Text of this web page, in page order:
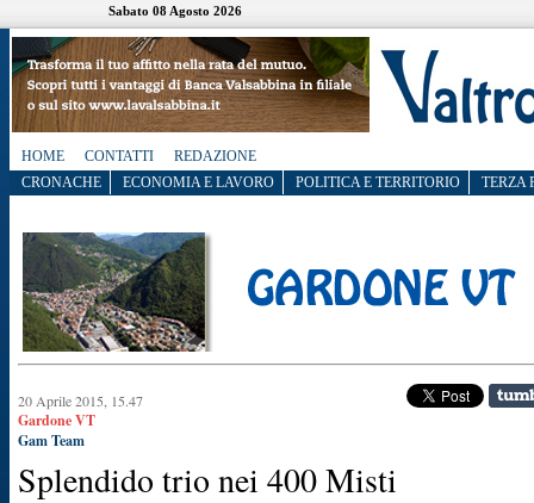
Sabato 08 Agosto 2026
HOME CONTATTI
REDAZIONE
CRONACHE
ECONOMIA E LAVORO POLITICA E TERRITORIO TERZA
20 Aprile 2015, 15.47
Gardone VT
Gam Team
Splendido trio nei 400 Misti